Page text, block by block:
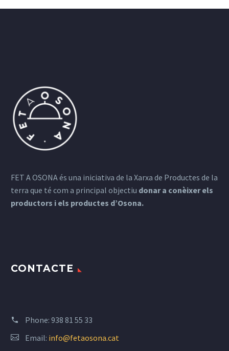
FET A OSONA és una iniciativa de la Xarxa de Productes de la
terra que té com a principal objectiu donar a conèixer els
productors i els productes d’Osona.
CONTACTE
Phone: 938 81 55 33
Email: info@fetaosona.cat